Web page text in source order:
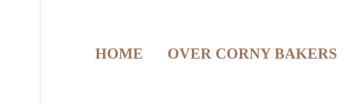
HOME OVER CORNY BAKERS